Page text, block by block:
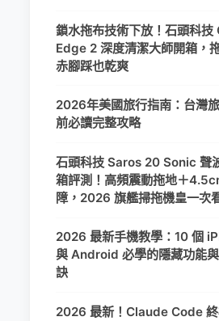
鎖水拖布技術下放！石頭科
Edge 2 深度清潔大師開箱，
赤腳踩也乾爽
2026年美國旅行指南：台灣
前必讀完整攻略
石頭科技 Saros 20 Sonic 聲
箱評測！高頻震動拖地＋
障，2026 旗艦掃拖機皇一次
2026 最新手機教學：10 個
與 Android 必學的隱藏功能
訣
2026 最新！Claude Code